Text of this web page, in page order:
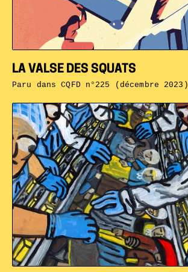
LA VALSE DES SQUATS
Paru dansCQFD n°225 (décembre 2023)